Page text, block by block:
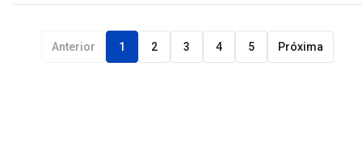
Anterior 1 2 3 4 5 Próxima